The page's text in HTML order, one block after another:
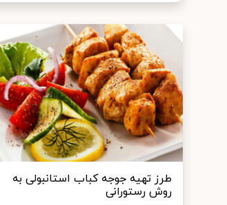
طرز تهیه جوجه کباب استانبولی به
روش رستورانی